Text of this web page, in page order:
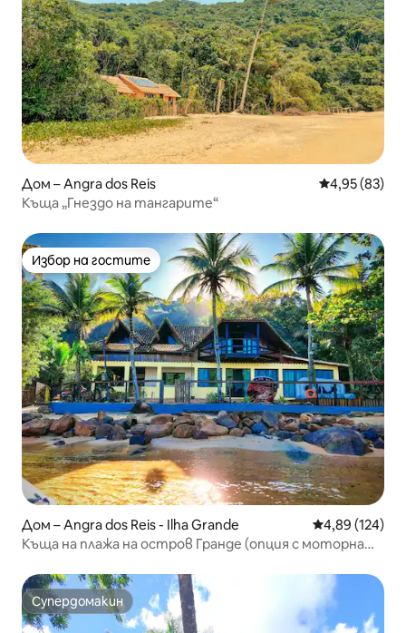
Дом – Angra dos Reis Средна
4,95 (83)
Къща „Гнездо на тангарите“
Избор на гостите
Избор на гостите
Дом – Angra dos Reis - Ilha Grande Средна
4,89 (124)
Къща на плажа на остров Гранде (опция с моторна
Супердомакин
Супердомакин